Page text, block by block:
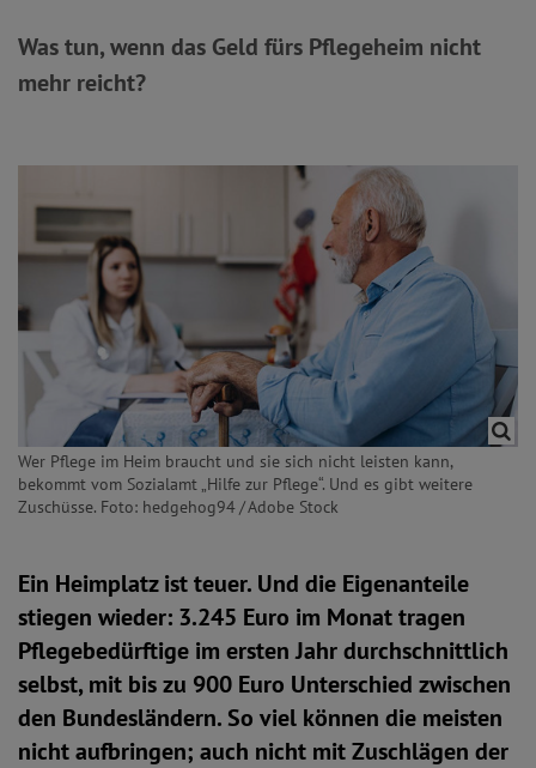
Was tun, wenn das Geld fürs Pflegeheim nicht
mehr reicht?
Wer Pflege im Heim braucht und sie sich nicht leisten kann,
bekommt vom Sozialamt „Hilfe zur Pflege“. Und es gibt weitere
Zuschüsse. Foto: hedgehog94 / Adobe Stock
Ein Heimplatz ist teuer. Und die Eigenanteile
stiegen wieder: 3.245 Euro im Monat tragen
Pflegebedürftige im ersten Jahr durchschnittlich
selbst, mit bis zu 900 Euro Unterschied zwischen
den Bundesländern. So viel können die meisten
nicht aufbringen; auch nicht mit Zuschlägen der